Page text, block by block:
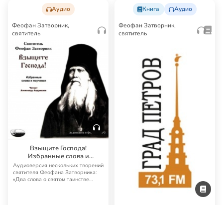
Аудио
Феофан Затворник,
святитель
Взыщите Господа!
Избранные слова и
поучения
Аудиоверсия нескольких творений
святителя Феофана Затворника:
«Два слова о святом таинстве
Книга Аудио
Феофан Затворник,
святитель